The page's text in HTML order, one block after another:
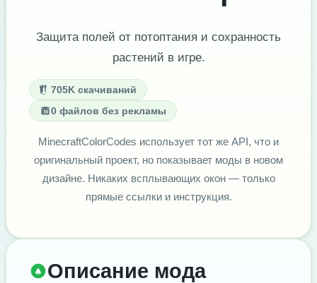
Защита полей от потоптания и сохранность
растений в игре.
705K скачиваний
0 файлов без рекламы
MinecraftColorCodes использует тот же API, что и
оригинальный проект, но показывает моды в новом
дизайне. Никаких всплывающих окон — только
прямые ссылки и инструкция.
Описание мода